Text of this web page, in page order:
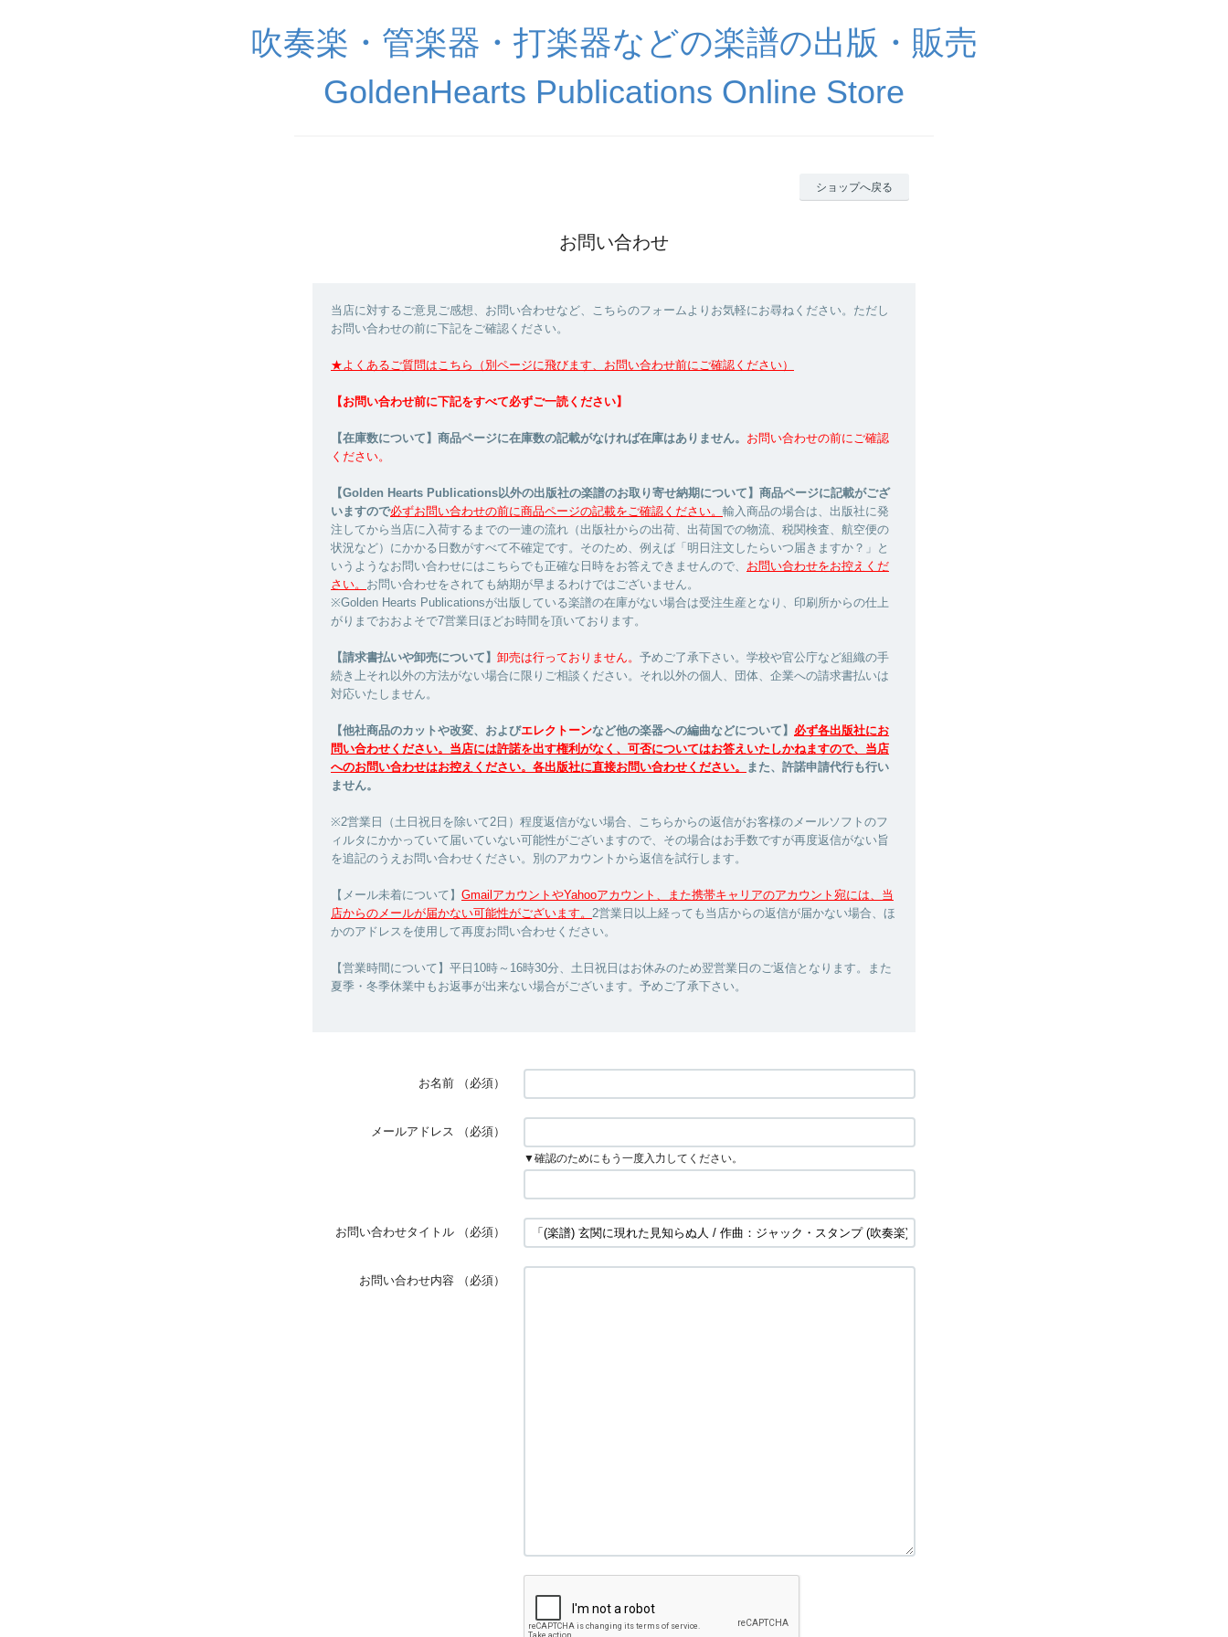
吹奏楽・管楽器・打楽器などの楽譜の出版・販売
GoldenHearts Publications Online Store
ショップへ戻る
お問い合わせ
当店に対するご意見ご感想、お問い合わせなど、こちらのフォームよりお気軽にお尋ねください。ただし
お問い合わせの前に下記をご確認ください。
★よくあるご質問はこちら（別ページに飛びます、お問い合わせ前にご確認ください）
【お問い合わせ前に下記をすべて必ずご一読ください】
【在庫数について】商品ページに在庫数の記載がなければ在庫はありません。 お問い合わせの前にご確認
ください。
【Golden Hearts Publications以外の出版社の楽譜のお取り寄せ納期について】商品ページに記載がござ
いますので必ずお問い合わせの前に商品ページの記載をご確認ください。 輸入商品の場合は、出版社に発
注してから当店に入荷するまでの一連の流れ（出版社からの出荷、出荷国での物流、税関検査、航空便の
状況など）にかかる日数がすべて不確定です。そのため、例えば「明日注文したらいつ届きますか？」と
いうようなお問い合わせにはこちらでも正確な日時をお答えできませんので、 お問い合わせをお控えくだ
さい。 お問い合わせをされても納期が早まるわけではございません。
※Golden Hearts Publicationsが出版している楽譜の在庫がない場合は受注生産となり、印刷所からの仕上
がりまでおおよそで7営業日ほどお時間を頂いております。
【請求書払いや卸売について】 卸売は行っておりません。 予めご了承下さい。学校や官公庁など組織の手
続き上それ以外の方法がない場合に限りご相談ください。それ以外の個人、団体、企業への請求書払いは
対応いたしません。
【他社商品のカットや改変、およびエレクトーンなど他の楽器への編曲などについて】 必ず各出版社にお
問い合わせください。当店には許諾を出す権利がなく、可否についてはお答えいたしかねますので、当店
へのお問い合わせはお控えください。各出版社に直接お問い合わせください。
また、許諾申請代行も行い
ません。
※2営業日（土日祝日を除いて2日）程度返信がない場合、こちらからの返信がお客様のメールソフトのフ
ィルタにかかっていて届いていない可能性がございますので、その場合はお手数ですが再度返信がない旨
を追記のうえお問い合わせください。別のアカウントから返信を試行します。
【メール未着について】 GmailアカウントやYahooアカウント、また携帯キャリアのアカウント宛には、当
店からのメールが届かない可能性がございます。 2営業日以上経っても当店からの返信が届かない場合、ほ
かのアドレスを使用して再度お問い合わせください。
【営業時間について】平日10時～16時30分、土日祝日はお休みのため翌営業日のご返信となります。また
夏季・冬季休業中もお返事が出来ない場合がございます。予めご了承下さい。
お名前 （必須）
メールアドレス （必須）
▼確認のためにもう一度入力してください。
お問い合わせタイトル （必須）
お問い合わせ内容 （必須）